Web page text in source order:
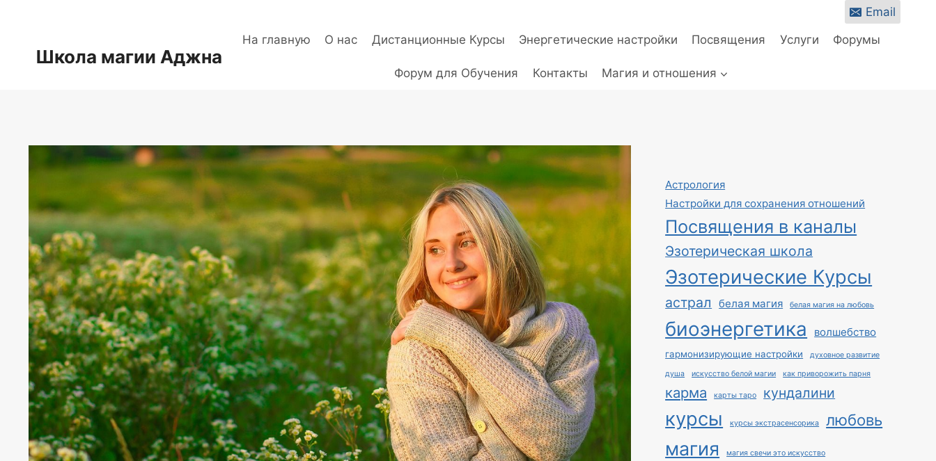
Email
Школа магии Аджна
На главную О нас Дистанционные Курсы Энергетические настройки Посвящения Услуги Форумы
Форум для Обучения Контакты Магия и отношения
Астрология
Настройки для сохранения отношений
Посвящения в каналы
Эзотерическая школа
Эзотерические Курсы
астрал белая магия белая магия на любовь
биоэнергетика волшебство
гармонизирующие настройки духовное развитие
душа искусство белой магии как приворожить парня
карма карты таро кундалини
курсы курсы экстрасенсорика любовь
магия магия свечи это искусство